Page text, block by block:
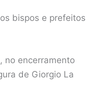
bispos e prefeitos
no encerramento
de Giorgio La